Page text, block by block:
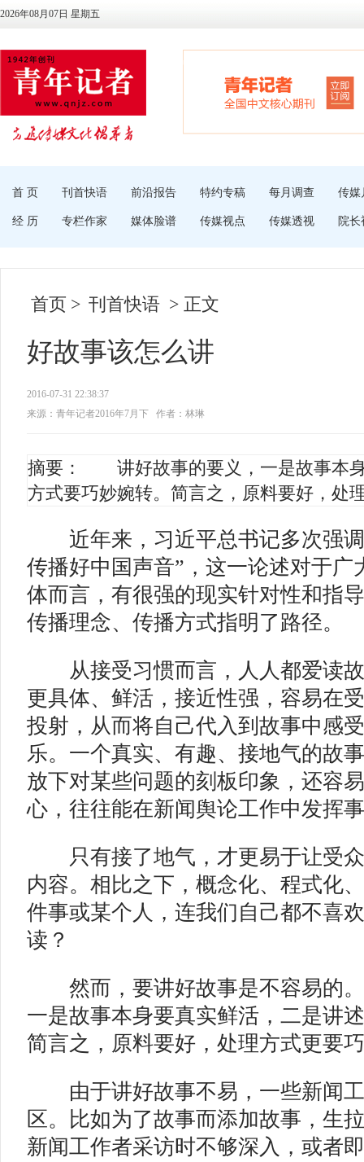
2026年08月07日 星期五
首 页 刊首快语 前沿报告 特约专稿 每月调查 传媒
经 历 专栏作家 媒体脸谱 传媒视点 传媒透视 院长
首页 > 刊首快语 > 正文
好故事该怎么讲
2016-07-31 22:38:37
来源：青年记者2016年7月下
作者：林琳
摘要： 讲好故事的要义，一是故事本身
方式要巧妙婉转。简言之，原料要好，处
近年来，习近平总书记多次强调
传播好中国声音”，这一论述对于广
体而言，有很强的现实针对性和指
传播理念、传播方式指明了路径。
从接受习惯而言，人人都爱读故
更具体、鲜活，接近性强，容易在
投射，从而将自己代入到故事中感
乐。一个真实、有趣、接地气的故
放下对某些问题的刻板印象，还容
心，往往能在新闻舆论工作中发挥
只有接了地气，才更易于让受众
内容。相比之下，概念化、程式化
件事或某个人，连我们自己都不喜
读？
然而，要讲好故事是不容易的。
一是故事本身要真实鲜活，二是讲
简言之，原料要好，处理方式更要
由于讲好故事不易，一些新闻工
区。比如为了故事而添加故事，生
新闻工作者采访时不够深入，或者